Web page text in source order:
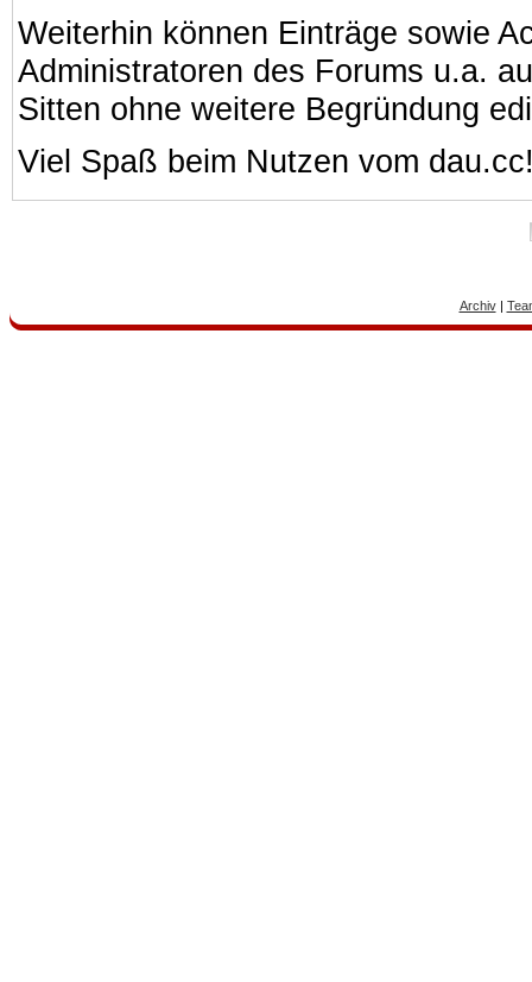
Weiterhin können Einträge sowie
Administratoren des Forums u.a.
Sitten ohne weitere Begründung
Viel Spaß beim Nutzen vom
Archiv|